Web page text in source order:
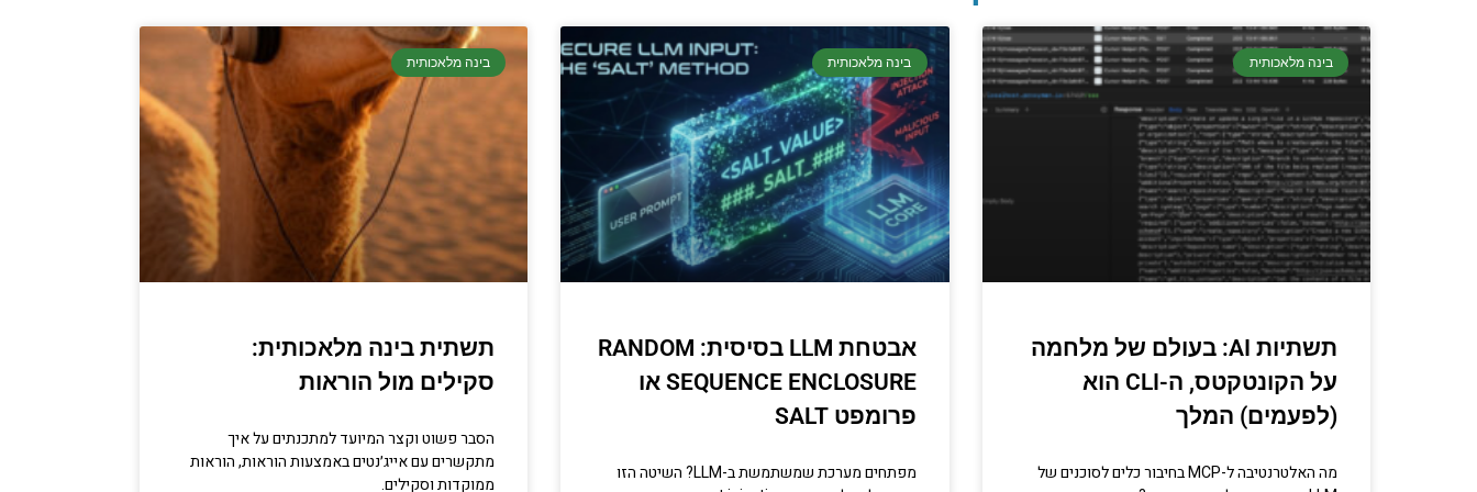
יסודות בתכנות
קריפטוגרפיה, ביצועים, אבטחת מידע ומידע יסודי וחשוב שגם
מתכנתים מנוסים לא תמיד יודעים.
בינה מלאכותית
תשתיות AI: בעולם של מלחמה
על הקונטקטס, ה-CLI הוא
(לפעמים) המלך
מה האלטרנטיבה ל-MCP בחיבור כלים לסוכנים של
בינה מלאכותית
אבטחת LLM בסיסית: RANDOM
SEQUENCE ENCLOSURE או
פרומפט SALT
מפתחים מערכת שמשתמשת ב-LLM? השיטה הזו
בינה מלאכותית
תשתית בינה מלאכותית:
סקילים מול הוראות
הסבר פשוט וקצר המיועד למתכנתים על איך
מתקשרים עם אייג׳נטים באמצעות הוראות, הוראות
ממוקדות וסקילים.